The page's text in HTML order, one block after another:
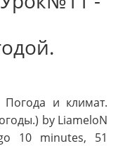
и климат.
by LiameloN
10 minutes, 51